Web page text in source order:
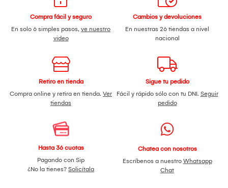
Compra fácil y seguro
En solo 6 simples pasos, ve nuestro
video
Cambios y devoluciones
En nuestras 26 tiendas a nivel
nacional
Retiro en tienda
Compra online y retira en tienda. Ver
tiendas
Sigue tu pedido
Fácil y rápido sólo con tu DNI. Seguir
pedido
Hasta 36 cuotas
Pagando con Sip
¿No la tienes? Solicítala
Chatea con nosotros
Escríbenos a nuestro Whatsapp
Chat